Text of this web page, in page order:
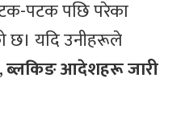
पटक पछि परेका
छ। यदि उनीहरूले
ब्लकिङ आदेशहरू जारी